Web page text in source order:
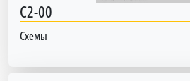
C2-00
Схемы